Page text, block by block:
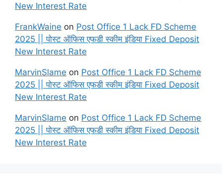
New Interest Rate
FrankWaine on Post Office 1 Lack FD Scheme
2025 || पोस्ट ऑफिस एफडी स्कीम इंडिया Fixed Deposit
New Interest Rate
MarvinSlame on Post Office 1 Lack FD Scheme
2025 || पोस्ट ऑफिस एफडी स्कीम इंडिया Fixed Deposit
New Interest Rate
MarvinSlame on Post Office 1 Lack FD Scheme
2025 || पोस्ट ऑफिस एफडी स्कीम इंडिया Fixed Deposit
New Interest Rate